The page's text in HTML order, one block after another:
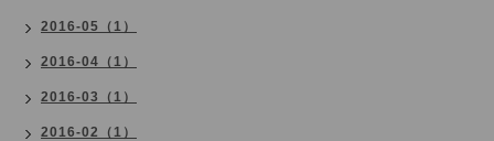
2016-05（1）
2016-04（1）
2016-03（1）
2016-02（1）